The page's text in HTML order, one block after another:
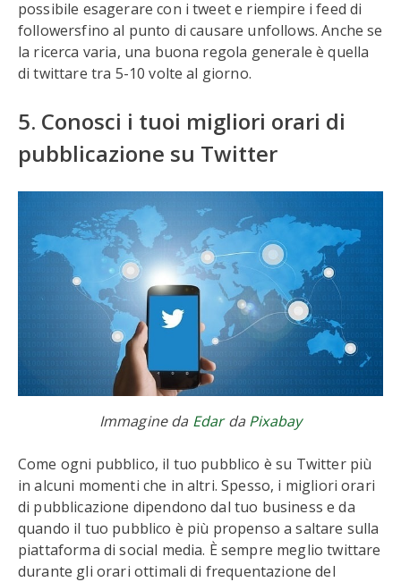
possibile esagerare con i tweet e riempire i feed di
followersfino al punto di causare unfollows. Anche se
la ricerca varia, una buona regola generale è quella
di twittare tra 5-10 volte al giorno.
5. Conosci i tuoi migliori orari di
pubblicazione su Twitter
Immagine da Edarda Pixabay
Come ogni pubblico, il tuo pubblico è su Twitter più
in alcuni momenti che in altri. Spesso, i migliori orari
di pubblicazione dipendono dal tuo business e da
quando il tuo pubblico è più propenso a saltare sulla
piattaforma di social media. È sempre meglio twittare
durante gli orari ottimali di frequentazione del